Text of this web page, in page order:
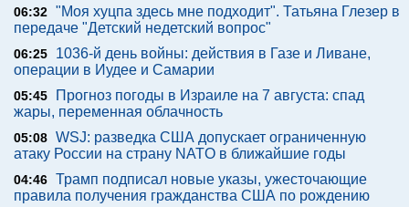
06:32 "Моя хуцпа здесь мне подходит". Татьяна Глезер в
передаче "Детский недетский вопрос"
06:25
1036-й день войны: действия в Газе и Ливане,
операции в Иудее и Самарии
05:45
Прогноз погоды в Израиле на 7 августа: спад
жары, переменная облачность
05:08 WSJ: разведка США допускает ограниченную
атаку России на страну NATO в ближайшие годы
04:46 Трамп подписал новые указы, ужесточающие
правила получения гражданства США по рождению